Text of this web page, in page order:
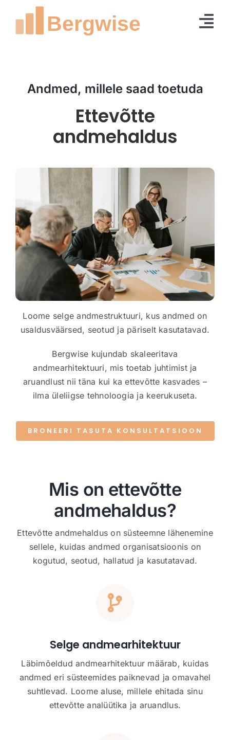
content
Lahendused
Demolahendused
Ettevõtte
andmehaldus
Andmed, millele saad toetuda
Loome selge andmestruktuuri, kus andmed on
usaldusväärsed, seotud ja päriselt kasutatavad.
Bergwise kujundab skaleeritava
andmearhitektuuri, mis toetab juhtimist ja
aruandlust nii täna kui ka ettevõtte kasvades –
ilma üleliigse tehnoloogia ja keerukuseta.
BRONEERI TASUTA KONSULTATSIOON
Mis on ettevõtte
andmehaldus?
Ettevõtte andmehaldus on süsteemne lähenemine
sellele, kuidas andmed organisatsioonis on
kogutud, seotud, hallatud ja kasutatavad.
Selge andmearhitektuur
Läbimõeldud andmearhitektuur määrab, kuidas
andmed eri süsteemides paiknevad ja omavahel
suhtlevad. Loome aluse, millele ehitada sinu
ettevõtte analüütika ja aruandlus.